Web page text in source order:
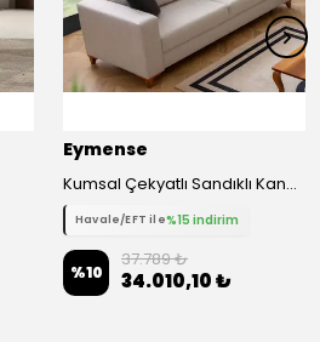
Eymense
Kumsal Çekyatlı Sandıklı Kanepe Üçlü Koltuk
Havale/EFT ile%15 indirim
%10
37.789 ₺
34.010,10 ₺